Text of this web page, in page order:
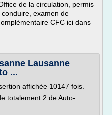
de la circulation, permis
examen de
CFC ici dans
Lausanne
...
affichée 10147 fois.
totalement 2 de Auto-